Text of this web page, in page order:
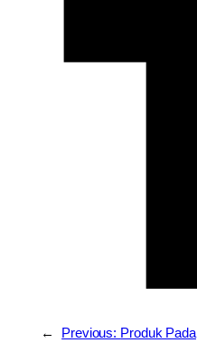
← Previous: Produk Pada